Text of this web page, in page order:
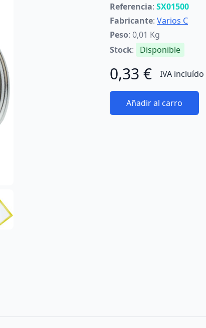
Referencia: SX01500
Fabricante: Varios C
Peso: 0,01 Kg
Stock: Disponible
0,33 € IVA incluído
Añadir al carro